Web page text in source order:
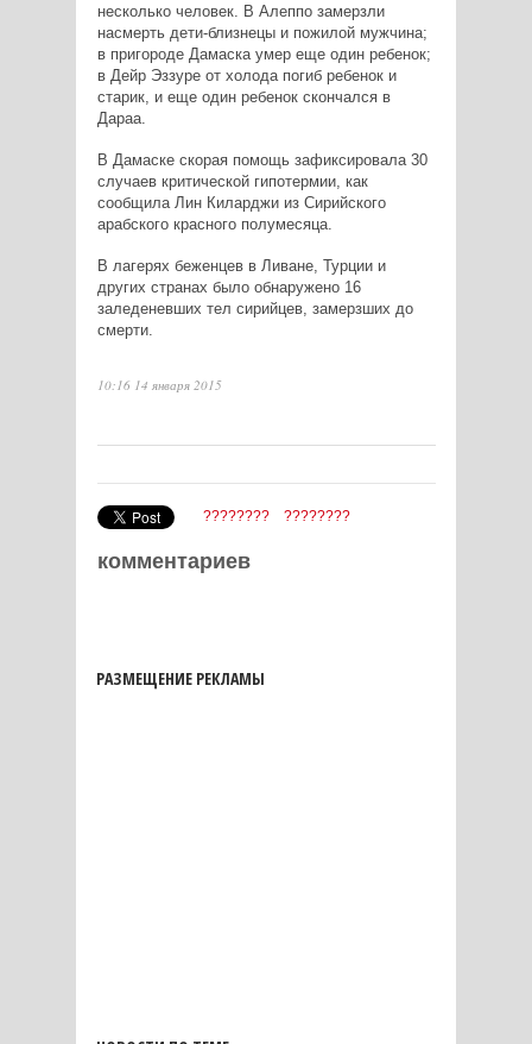
несколько человек. В Алеппо замерзли
насмерть дети-близнецы и пожилой мужчина;
в пригороде Дамаска умер еще один ребенок;
в Дейр Эззуре от холода погиб ребенок и
старик, и еще один ребенок скончался в
Дараа.
В Дамаске скорая помощь зафиксировала 30
случаев критической гипотермии, как
сообщила Лин Киларджи из Сирийского
арабского красного полумесяца.
В лагерях беженцев в Ливане, Турции и
других странах было обнаружено 16
заледеневших тел сирийцев, замерзших до
смерти.
10:16 14 января 2015
???????? ????????
комментариев
РАЗМЕЩЕНИЕ РЕКЛАМЫ